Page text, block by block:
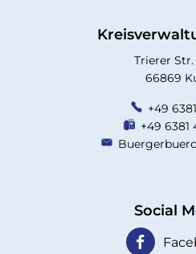
Trierer Str.
66869
+49
+49 6381
Social